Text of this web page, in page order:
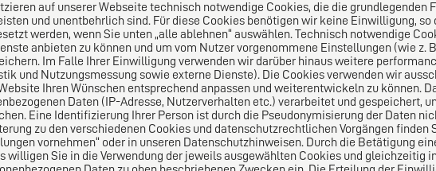
Über uns
Das Kanzlei-Vertrauensnetzwerk.
Aus Europa für die Welt. Für den
erfolgreichen Mittelstand.
Folgen Sie uns auf
auf unserer Webseite technisch notwendige Cookies, die die grundlegenden
und unentbehrlich sind. Für diese Cookies benötigen wir keine Einwilligung, so
werden, wenn Sie unten „alle ablehnen“ auswählen. Technisch notwendige
anbieten zu können und um vom Nutzer vorgenommene Einstellungen (wie z.
Im Falle Ihrer Einwilligung verwenden wir darüber hinaus weitere
und Nutzungsmessung sowie externe Dienste). Die Cookies verwenden wir
Ihren Wünschen entsprechend anpassen und weiterentwickeln zu können.
Daten (IP-Adresse, Nutzerverhalten etc.) verarbeitet und gespeichert,
Eine Identifizierung Ihrer Person ist durch die Pseudonymisierung der Daten
zu den verschiedenen Cookies und datenschutzrechtlichen Vorgängen finden
vornehmen“ oder in unseren Datenschutzhinweisen. Durch die Betätigung
willigen Sie in die Verwendung der jeweils ausgewählten Cookies und gleichzeitig